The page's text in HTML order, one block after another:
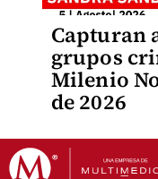
Capturan
grupos
Milenio
de 2026